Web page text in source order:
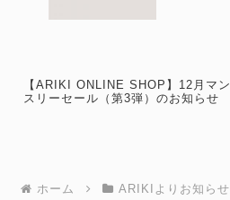
【ARIKI ONLINE SHOP】12月マン
スリーセール（第3弾）のお知らせ
ホーム ARIKIよりお知らせ